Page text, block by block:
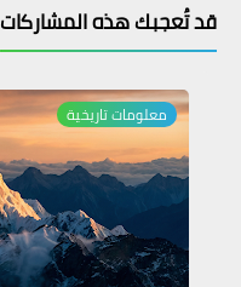
قد تُعجبك هذه المشاركات
معلومات تاريخية